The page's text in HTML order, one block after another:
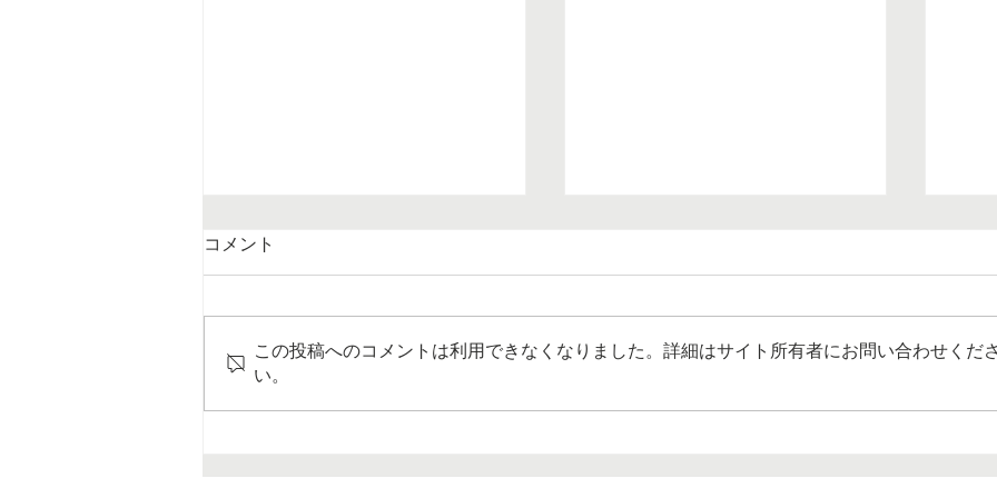
仲良しと思っていたら、いつ
期待と不満と怒り 自動掃除
人は
コメント
この投稿へのコメントは利用できなくなりました。詳細はサイト所有者にお問い合わせくださ
い。